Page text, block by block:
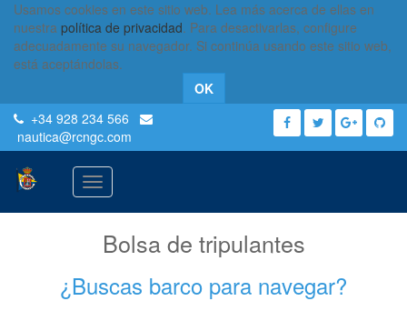
Usamos cookies en este sitio web. Lea más acerca de ellas en
nuestra política de privacidad. Para desactivarlas, configure
adecuadamente su navegador. Si continúa usando este sitio web,
está aceptándolas.
OK
+34 928 234 566
nautica@rcngc.com
Activar
navegación
Bolsa de tripulantes
¿Buscas barco para navegar?